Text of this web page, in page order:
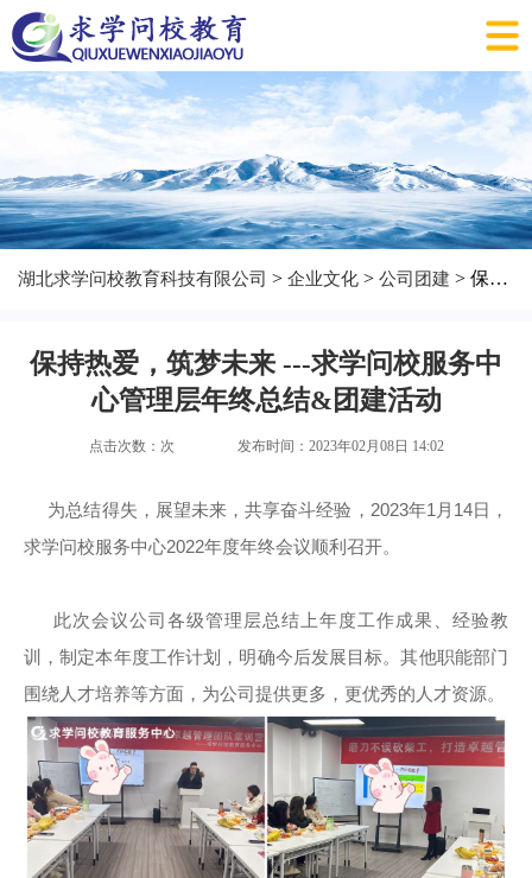
湖北求学问校教育科技有限公司 > 企业文化 > 公司团建 > 保持热爱，筑梦未来 ---求学问校服务中心管理层年终总结&团建活动
保持热爱，筑梦未来 ---求学问校服务中
心管理层年终总结&团建活动
点击次数： 次 发布时间：2023年02月08日 14:02
为总结得失，展望未来，共享奋斗经验，2023年1月14日，
求学问校服务中心2022年度年终会议顺利召开。
此次会议公司各级管理层总结上年度工作成果、经验教
训，制定本年度工作计划，明确今后发展目标。其他职能部门
围绕人才培养等方面，为公司提供更多，更优秀的人才资源。